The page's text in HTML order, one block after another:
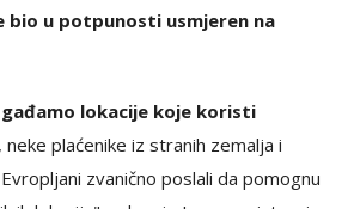
bio u potpunosti usmjeren na
lokacije koje koristi
, neke plaćenike iz stranih zemalja i
zvanično poslali da pomognu